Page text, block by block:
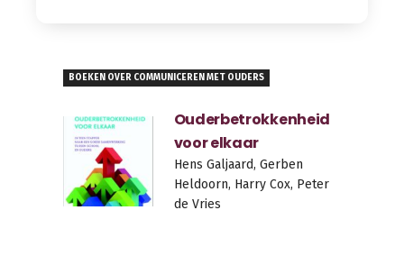
BOEKEN OVER COMMUNICEREN MET OUDERS
Ouderbetrokkenheid
voor elkaar
Hens Galjaard, Gerben
Heldoorn, Harry Cox, Peter
de Vries